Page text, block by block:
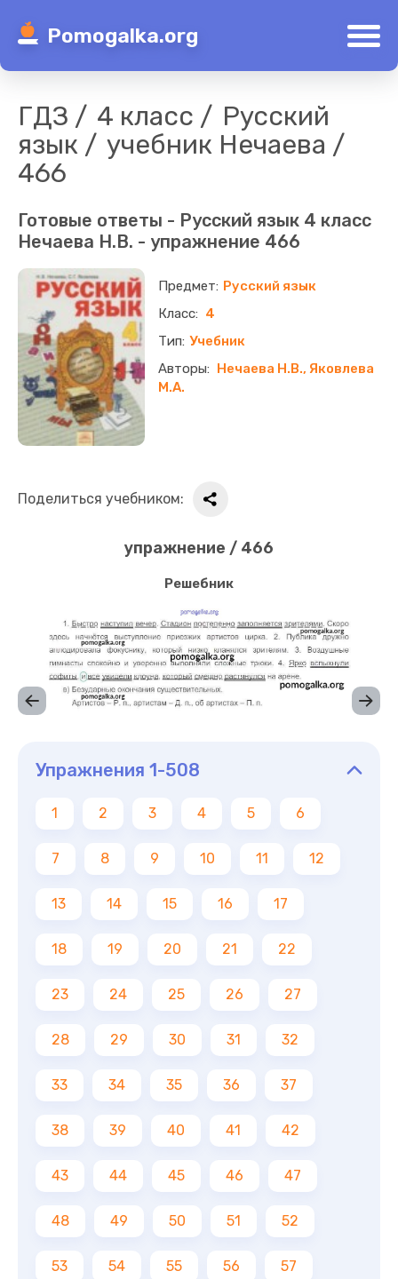
Pomogalka.org
ГДЗ 4 класс
Русский
язык
учебник Нечаева
466
Готовые ответы - Русский язык 4 класс
Нечаева Н.В. - упражнение 466
Русский язык
4
Учебник
Нечаева Н.В., Яковлева
М.А.
Поделиться учебником:
упражнение / 466
Решебник
Упражнения 1-508
1 2 3 4 5 6
7 8 9 10 11 12
13 14 15 16 17
18 19 20 21 22
23 24 25 26 27
28 29 30 31 32
33 34 35 36 37
38 39 40 41 42
43 44 45 46 47
48 49 50 51 52
53 54 55 56 57